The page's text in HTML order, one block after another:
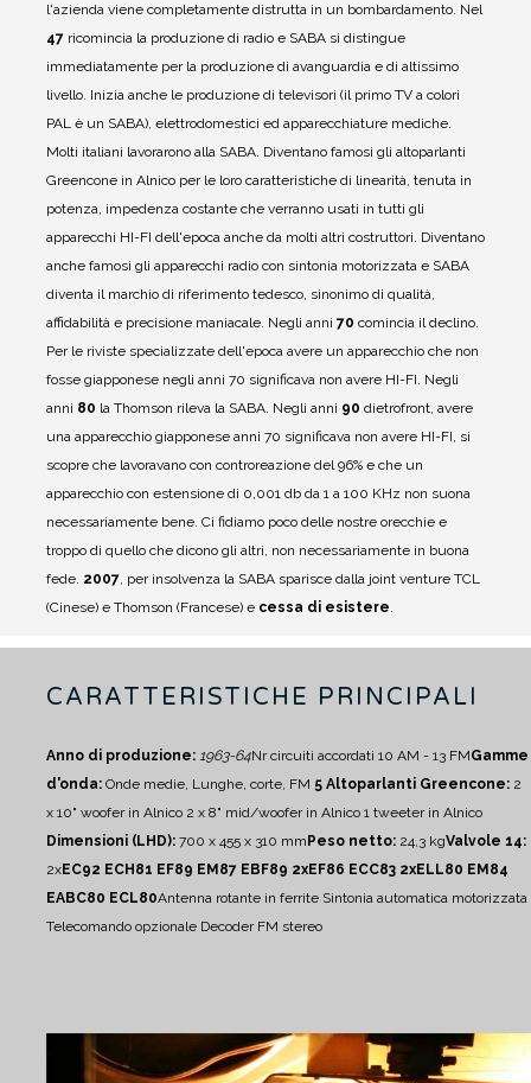
l'azienda viene completamente distrutta in un bombardamento. Nel
47 ricomincia la produzione di radio e SABA si distingue
immediatamente per la produzione di avanguardia e di altissimo
livello. Inizia anche le produzione di televisori (il primo TV a colori
PAL è un SABA), elettrodomestici ed apparecchiature mediche.
Molti italiani lavorarono alla SABA. Diventano famosi gli altoparlanti
Greencone in Alnico per le loro caratteristiche di linearità, tenuta in
potenza, impedenza costante che verranno usati in tutti gli
apparecchi HI-FI dell'epoca anche da molti altri costruttori. Diventano
anche famosi gli apparecchi radio con sintonia motorizzata e SABA
diventa il marchio di riferimento tedesco, sinonimo di qualità,
affidabilità e precisione maniacale. Negli anni 70 comincia il declino.
Per le riviste specializzate dell'epoca avere un apparecchio che non
fosse giapponese negli anni 70 significava non avere HI-FI. Negli
anni 80 la Thomson rileva la SABA. Negli anni 90 dietrofront, avere
una apparecchio giapponese anni 70 significava non avere HI-FI, si
scopre che lavoravano con controreazione del 96% e che un
apparecchio con estensione di 0,001 db da 1 a 100 KHz non suona
necessariamente bene. Ci fidiamo poco delle nostre orecchie e
troppo di quello che dicono gli altri, non necessariamente in buona
fede. 2007, per insolvenza la SABA sparisce dalla joint venture TCL
(Cinese) e Thomson (Francese) e cessa di esistere.
CARATTERISTICHE PRINCIPALI
Anno di produzione: 1963-64Nr circuiti accordati 10 AM - 13 FMGamme
d'onda: Onde medie, Lunghe, corte, FM 5 Altoparlanti Greencone: 2
x 10" woofer in Alnico 2 x 8" mid/woofer in Alnico 1 tweeter in Alnico
Dimensioni (LHD): 700 x 455 x 310 mm Peso netto: 24,3 kgValvole 14:
2xEC92 ECH81 EF89 EM87 EBF89 2xEF86 ECC83 2xELL80 EM84
EABC80 ECL80Antenna rotante in ferrite Sintonia automatica motorizzata
Telecomando opzionale Decoder FM stereo